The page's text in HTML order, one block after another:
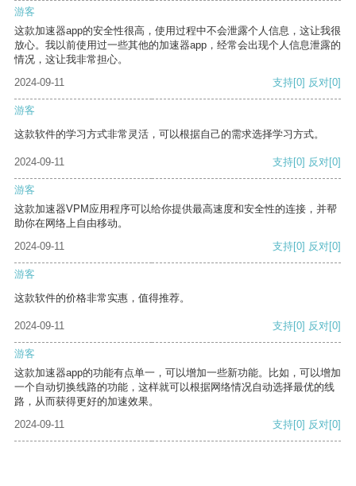
游客
这款加速器app的安全性很高，使用过程中不会泄露个人信息，这让我很
放心。我以前使用过一些其他的加速器app，经常会出现个人信息泄露的
情况，这让我非常担心。
2024-09-11
支持[0] 反对[0]
游客
这款软件的学习方式非常灵活，可以根据自己的需求选择学习方式。
2024-09-11 支持[0] 反对[0]
游客
这款加速器VPM应用程序可以给你提供最高速度和安全性的连接，并帮
助你在网络上自由移动。
2024-09-11
支持[0] 反对[0]
游客
这款软件的价格非常实惠，值得推荐。
2024-09-11 支持[0] 反对[0]
游客
这款加速器app的功能有点单一，可以增加一些新功能。比如，可以增加
一个自动切换线路的功能，这样就可以根据网络情况自动选择最优的线
路，从而获得更好的加速效果。
2024-09-11
支持[0] 反对[0]